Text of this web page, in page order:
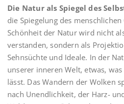
Die Natur als Spiegel des
die Spiegelung des
Schönheit der Natur wird nicht
verstanden, sondern als
Sehnsüchte und Ideale. In der
unserer inneren Welt, etwas,
lässt. Das Wandern der Wolken
nach Unendlichkeit, der Harz-